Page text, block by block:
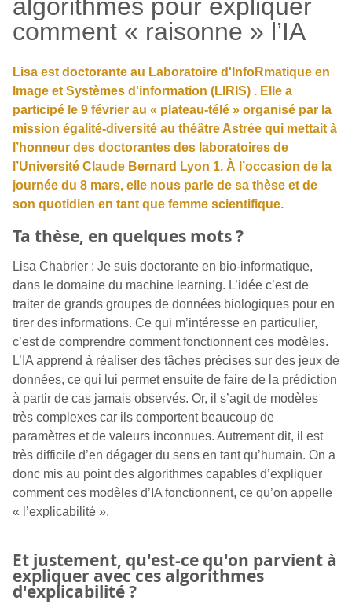
algorithmes pour expliquer
comment « raisonne » l’IA
Lisa est doctorante au Laboratoire d'InfoRmatique en
Image et Systèmes d'information (LIRIS) . Elle a
participé le 9 février au « plateau-télé » organisé par la
mission égalité-diversité au théâtre Astrée qui mettait à
l’honneur des doctorantes des laboratoires de
l’Université Claude Bernard Lyon 1. À l’occasion de la
journée du 8 mars, elle nous parle de sa thèse et de
son quotidien en tant que femme scientifique.
Ta thèse, en quelques mots ?
Lisa Chabrier : Je suis doctorante en bio-informatique,
dans le domaine du machine learning. L’idée c’est de
traiter de grands groupes de données biologiques pour en
tirer des informations. Ce qui m’intéresse en particulier,
c’est de comprendre comment fonctionnent ces modèles.
L’IA apprend à réaliser des tâches précises sur des jeux de
données, ce qui lui permet ensuite de faire de la prédiction
à partir de cas jamais observés. Or, il s’agit de modèles
très complexes car ils comportent beaucoup de
paramètres et de valeurs inconnues. Autrement dit, il est
très difficile d’en dégager du sens en tant qu’humain. On a
donc mis au point des algorithmes capables d’expliquer
comment ces modèles d’IA fonctionnent, ce qu’on appelle
« l’explicabilité ».
Et justement, qu'est-ce qu'on parvient à
expliquer avec ces algorithmes
d'explicabilité ?